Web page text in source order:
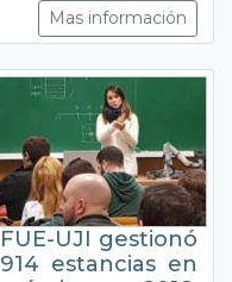
Mas información
FUE-UJI gestionó
914 estancias en